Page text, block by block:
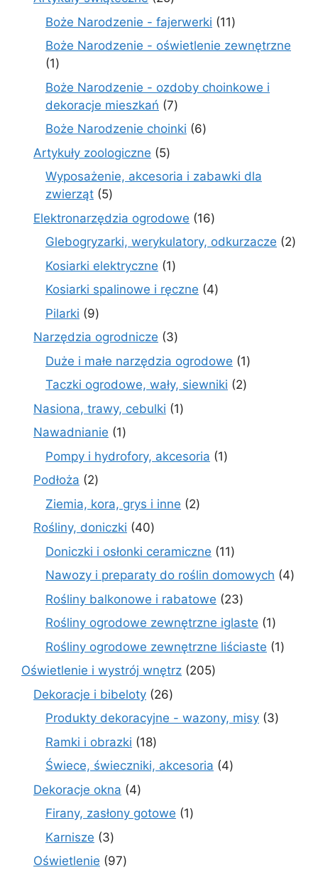
produktów
Boże Narodzenie - fajerwerki 1111
produktów
Boże Narodzenie - oświetlenie zewnętrzne
11
produkt
Boże Narodzenie - ozdoby choinkowe i
dekoracje mieszkań 77
produktów
Boże Narodzenie choinki 66
Artykuły zoologiczne 55
produktów
Wyposażenie, akcesoria i zabawki dla
zwierząt 55
produktów
Elektronarzędzia ogrodowe 1616
produktów
Glebogryzarki, werykulatory, odkurzacze 22
Kosiarki elektryczne 11
produkt
Kosiarki spalinowe i ręczne 44
Pilarki 99
produktów
Narzędzia ogrodnicze 33
produkty
Duże i małe narzędzia ogrodowe 11
Taczki ogrodowe, wały, siewniki 22
Nasiona, trawy, cebulki 11
Nawadnianie 11
produkt
Pompy i hydrofory, akcesoria 11
Podłoża 22
Ziemia, kora, grys i inne 22
Rośliny, doniczki 4040
produktów
Doniczki i osłonki ceramiczne 1111
produktów
Nawozy i preparaty do roślin domowych 44
Rośliny balkonowe i rabatowe 2323
produkty
Rośliny ogrodowe zewnętrzne iglaste 11
produkt
Rośliny ogrodowe zewnętrzne liściaste 11
Oświetlenie i wystrój wnętrz 205205
Dekoracje i bibeloty 2626
Produkty dekoracyjne - wazony, misy 33
Ramki i obrazki 1818
produktów
Świece, świeczniki, akcesoria 44
Dekoracje okna 44
produkty
Firany, zasłony gotowe 11
Karnisze 33
produkty
Oświetlenie 9797